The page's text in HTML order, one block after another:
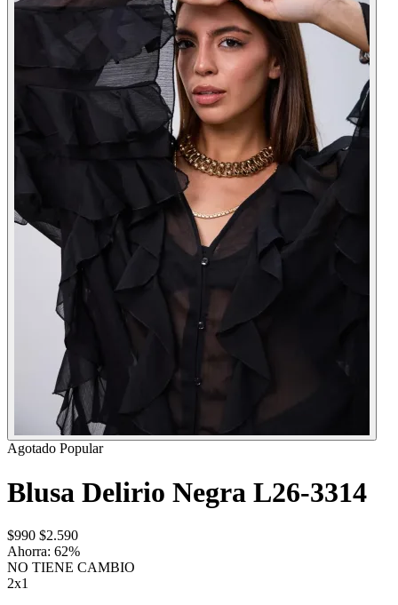
Agotado Popular
Blusa Delirio Negra L26-3314
$990 $2.590
Ahorra: 62%
NO TIENE CAMBIO
2x1